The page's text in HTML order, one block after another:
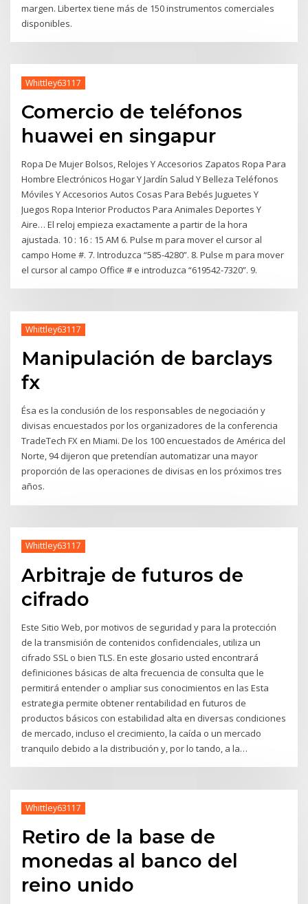
margen. Libertex tiene más de 150 instrumentos comerciales
disponibles.
Whittley63117
Comercio de teléfonos
huawei en singapur
Ropa De Mujer Bolsos, Relojes Y Accesorios Zapatos Ropa Para
Hombre Electrónicos Hogar Y Jardín Salud Y Belleza Teléfonos
Móviles Y Accesorios Autos Cosas Para Bebés Juguetes Y
Juegos Ropa Interior Productos Para Animales Deportes Y
Aire… El reloj empieza exactamente a partir de la hora
ajustada. 10 : 16 : 15 AM 6. Pulse m para mover el cursor al
campo Home #. 7. Introduzca “585-4280”. 8. Pulse m para mover
el cursor al campo Office # e introduzca “619542-7320”. 9.
Whittley63117
Manipulación de barclays
fx
Ésa es la conclusión de los responsables de negociación y
divisas encuestados por los organizadores de la conferencia
TradeTech FX en Miami. De los 100 encuestados de América del
Norte, 94 dijeron que pretendían automatizar una mayor
proporción de las operaciones de divisas en los próximos tres
años.
Whittley63117
Arbitraje de futuros de
cifrado
Este Sitio Web, por motivos de seguridad y para la protección
de la transmisión de contenidos confidenciales, utiliza un
cifrado SSL o bien TLS. En este glosario usted encontrará
definiciones básicas de alta frecuencia de consulta que le
permitirá entender o ampliar sus conocimientos en las Esta
estrategia permite obtener rentabilidad en futuros de
productos básicos con estabilidad alta en diversas condiciones
de mercado, incluso el crecimiento, la caída o un mercado
tranquilo debido a la distribución y, por lo tando, a la…
Whittley63117
Retiro de la base de
monedas al banco del
reino unido